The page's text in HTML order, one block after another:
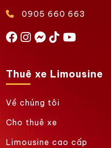
0905 660 663
Thuê xe Limousine
Về chúng tôi
Cho thuê xe
Limousine cao cấp